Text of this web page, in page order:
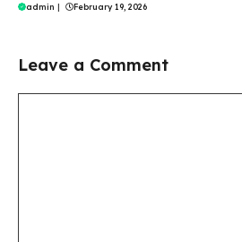
admin | February 19, 2026
Leave a Comment